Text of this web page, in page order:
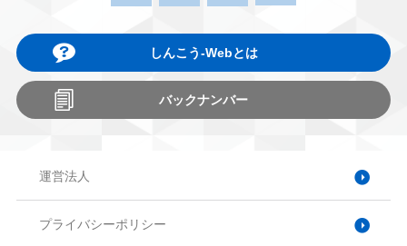
しんこう-Webとは
バックナンバー
運営法人
プライバシーポリシー